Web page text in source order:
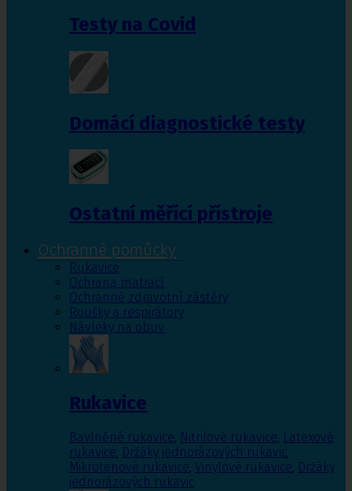
Testy na Covid
Domácí diagnostické testy
Ostatní měřící přístroje
Ochranné pomůcky
Rukavice
Ochrana matrací
Ochranné zdravotní zástěry
Roušky a respirátory
Návleky na obuv
Rukavice
Bavlněné rukavice, Nitrilové rukavice, Latexové
rukavice, Držáky jednorázových rukavic,
Mikrotenové rukavice, Vinylové rukavice, Držáky
jednorázových rukavic